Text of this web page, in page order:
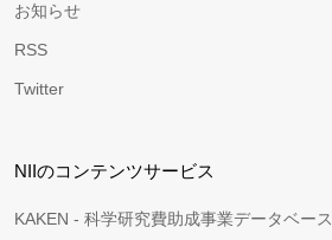
お知らせ
RSS
Twitter
NIIのコンテンツサービス
KAKEN - 科学研究費助成事業データベース